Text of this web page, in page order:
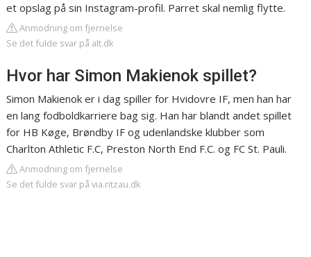
et opslag på sin Instagram-profil. Parret skal nemlig flytte.
Anmodning om fjernelse
Se det fulde svar på alt.dk
Hvor har Simon Makienok spillet?
Simon Makienok er i dag spiller for Hvidovre IF, men han har
en lang fodboldkarriere bag sig. Han har blandt andet spillet
for HB Køge, Brøndby IF og udenlandske klubber som
Charlton Athletic F.C, Preston North End F.C. og FC St. Pauli.
Anmodning om fjernelse
Se det fulde svar på via.ritzau.dk